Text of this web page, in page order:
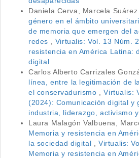
Daniela Cerva, Marcela
género en el ámbito
de memoria que emergen del
redes
Virtualis: Vol. 13 Núm.
resistencia en América Latina:
digital
Carlos Alberto Carrizales
línea, entre la legitimación de
el conservadurismo
,Virtualis:
(2024): Comunicación digital y
industria, liderazgo, activismo
Laura Malagón Valbuena,
Memoria y resistencia en
la sociedad digital
Virtualis:
Memoria y resistencia en